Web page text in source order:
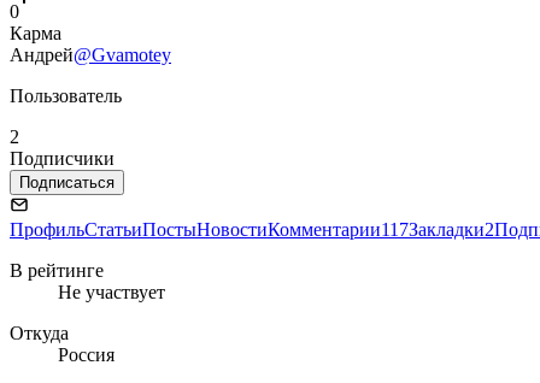
0
Карма
Андрей@Gvamotey
Пользователь
2
Подписчики
Подписаться
ПрофильСтатьиПостыНовостиКомментарии117Закладки2
В рейтинге
Не участвует
Откуда
Россия